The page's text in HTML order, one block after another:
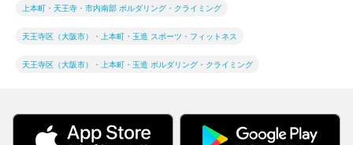
上本町・天王寺・市内南部 ボルダリング・クライミング
天王寺区（大阪市）・上本町・玉造 スポーツ・フィットネス
天王寺区（大阪市）・上本町・玉造 ボルダリング・クライミング